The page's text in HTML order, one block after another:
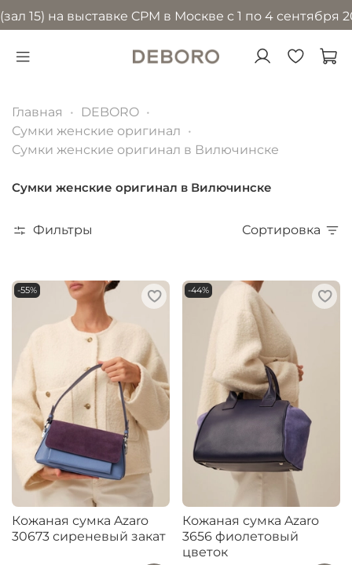
выставке CPM в Москве с 1 по 4 сентября 2026
Главная
DEBORO
Сумки женские оригинал
Сумки женские оригинал в Вилючинске
Сумки женские оригинал в Вилючинске
Фильтры Сортировка
-55%
Кожаная сумка Azaro
30673 сиреневый закат
-44%
Кожаная сумка Azaro
3656 фиолетовый
цветок